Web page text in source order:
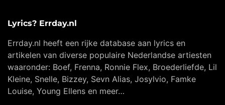
Lyrics? Errday.nl
Errday.nl heeft een rijke database aan lyrics en
artikelen van diverse populaire Nederlandse artiesten
waaronder: Boef, Frenna, Ronnie Flex, Broederliefde, Lil
Kleine, Snelle, Bizzey, Sevn Alias, Josylvio, Famke
Louise, Young Ellens en meer…